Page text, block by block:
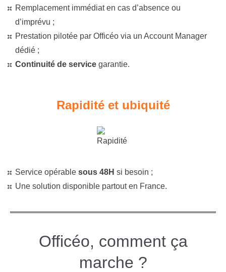
Remplacement immédiat en cas d’absence ou
d’imprévu ;
Prestation pilotée par Officéo via un Account Manager
dédié ;
Continuité de service garantie.
Rapidité et ubiquité
Service opérable sous 48H si besoin ;
Une solution disponible partout en France.
Officéo, comment ça
marche ?